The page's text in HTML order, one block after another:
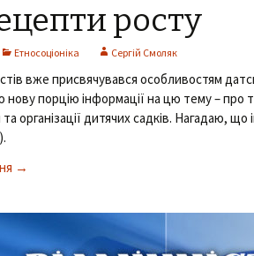
росту
Етносоціоніка Сергій Смоляк
вже присвячувався особливостям
порцію інформації на цю тему – про
організації дитячих садків. Нагадаю,
Данія: рецепти росту
→